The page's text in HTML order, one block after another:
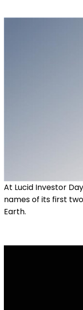
At Lucid Investor
names of its first
Earth.